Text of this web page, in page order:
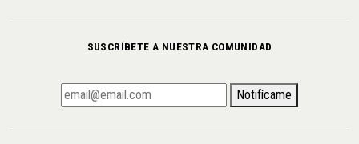
SUSCRÍBETE A NUESTRA COMUNIDAD
Notifícame